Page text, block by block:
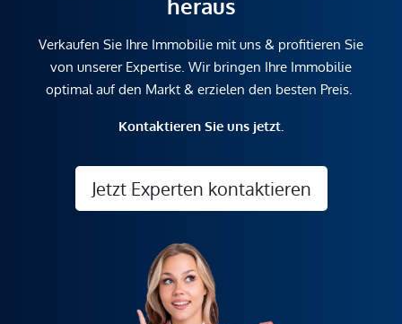
heraus
Verkaufen Sie Ihre Immobilie mit uns & profitieren Sie
von unserer Expertise. Wir bringen Ihre Immobilie
optimal auf den Markt & erzielen den besten Preis.
Kontaktieren Sie uns jetzt.
Jetzt Experten kontaktieren